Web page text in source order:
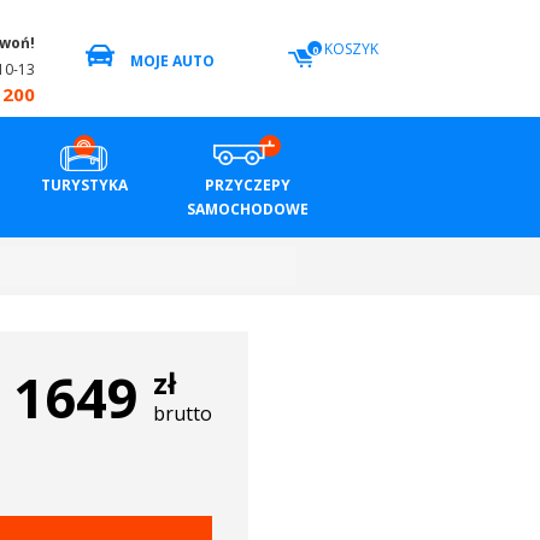
13
MOJE AUTO
0 KOSZYK
TURYSTYKA
PRZYCZEPY
SAMOCHODOWE
1649 zł
brutto